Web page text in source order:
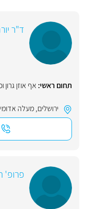
ד"ר
תחום ראשי: אף אוזן גרון
ירושלים,מעלה
פרופ'